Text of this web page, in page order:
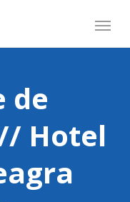
Menu
de
Hotel